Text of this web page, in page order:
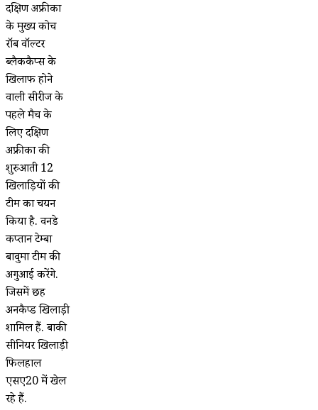
दक्षिण अफ्रीका
के मुख्य कोच
रॉब वॉल्टर
ब्लैककैप्स के
खिलाफ होने
वाली सीरीज के
पहले मैच के
लिए दक्षिण
अफ्रीका की
शुरुआती 12
खिलाड़ियों की
टीम का चयन
किया है. वनडे
कप्तान टेम्बा
बावुमा टीम की
अगुआई करेंगे.
जिसमें छह
अनकैप्ड खिलाड़ी
शामिल हैं. बाकी
सीनियर खिलाड़ी
फिलहाल
एसए20 में खेल
रहे हैं.